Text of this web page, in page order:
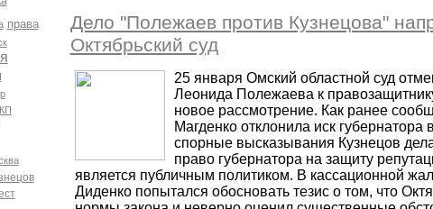
права
Дело "Полежаев против Кузнецова"
Октябрьский суд
25 января Омский областной суд
Леонида Полежаева к
новое рассмотрение. Как ранее
Магденко отклонила иск
спорные высказывания Кузнецов
право губернатора на защиту
является публичным политиком. В кассационной
Диденко попытался обосновать тезис о том, что